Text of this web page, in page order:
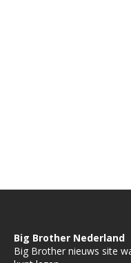
Big Brother Nederland
Big Brother nieuws site